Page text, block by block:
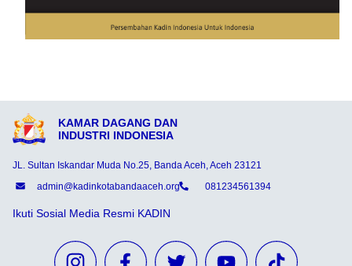
KAMAR DAGANG DAN
INDUSTRI INDONESIA
JL. Sultan Iskandar Muda No.25, Banda Aceh, Aceh 23121
admin@kadinkotabandaaceh.org
081234561394
Ikuti Sosial Media Resmi KADIN